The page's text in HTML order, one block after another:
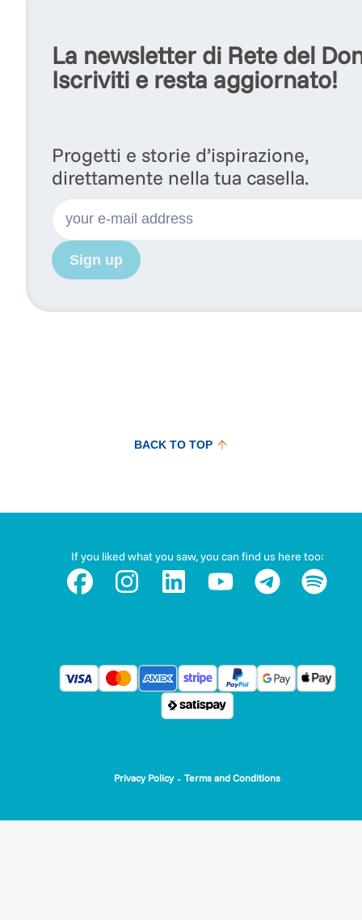
La newsletter di Rete del
Iscriviti e resta aggiornato!
Progetti e storie d’ispirazione,
direttamente nella tua casella.
Sign up
BACK TO TOP
If you liked what you saw, you can find us here too:
Privacy Policy - Terms and Conditions